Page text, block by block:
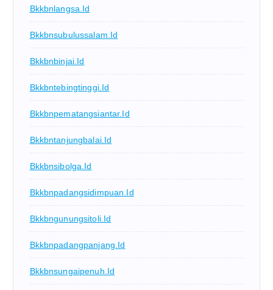
Bkkbnlangsa.id
Bkkbnsubulussalam.id
Bkkbnbinjai.id
Bkkbntebingtinggi.id
Bkkbnpematangsiantar.id
Bkkbntanjungbalai.id
Bkkbnsibolga.id
Bkkbnpadangsidimpuan.id
Bkkbngunungsitoli.id
Bkkbnpadangpanjang.id
Bkkbnsungaipenuh.id